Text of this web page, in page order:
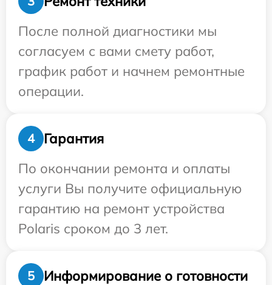
После полной диагностики мы
согласуем с вами смету работ,
график работ и начнем ремонтные
операции.
4
Гарантия
По окончании ремонта и оплаты
услуги Вы получите официальную
гарантию на ремонт устройства
Polaris сроком до 3 лет.
5
Информирование о готовности